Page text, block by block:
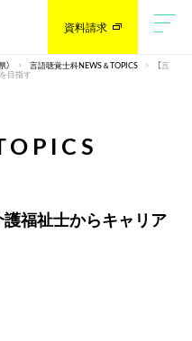
資料請求
言語聴覚士科NEWS＆TOPICS 【言
目指す
護福祉士からキャリア